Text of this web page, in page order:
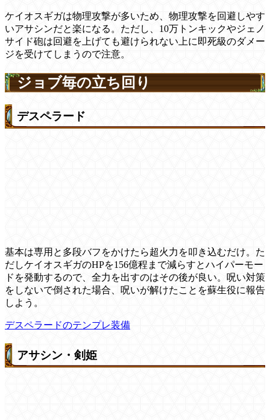
ケイオスギガは物理攻撃が多いため、物理攻撃を回避しやす
いアサシンだと楽になる。ただし、10万トンキックやジェノ
サイド砲は回避を上げても避けられない上に即死級のダメー
ジを受けてしまうので注意。
ジョブ毎の立ち回り
デスペラード
基本は専用と多段バフをかけたら超火力を叩き込むだけ。た
だしケイオスギガのHPを156億程まで減らすとハイパーモー
ドを発動するので、全力を出すのはその後が良い。呪い対策
をしないで倒された場合、呪いが解けたことを蘇生役に報告
しよう。
デスペラードのテンプレ装備
アサシン・剣姫